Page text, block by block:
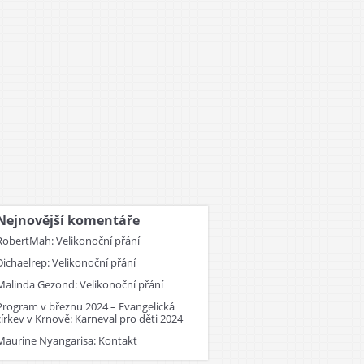
komentáře
:Velikonoční přání
:Velikonoční přání
Gezond:Velikonoční přání
v březnu 2024 – Evangelická
v Krnově: Karneval pro děti 2024
Nyangarisa: Kontakt